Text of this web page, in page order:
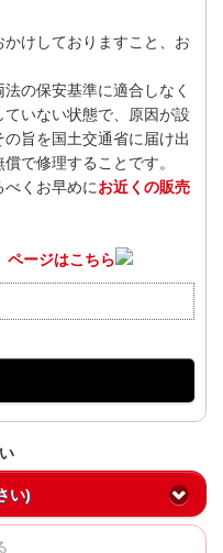
けしておりますこと、お
の保安基準に適合しなく
いない状態で、原因が設
旨を国土交通省に届け出
で修理することです。
くお早めにお近くの販売
ページはこちら
い)